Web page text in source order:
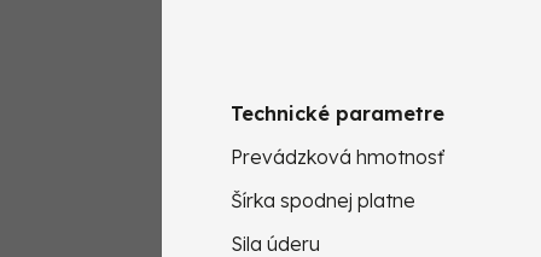
Technické parametre
Prevádzková hmotnosť
Šírka spodnej platne
Sila úderu